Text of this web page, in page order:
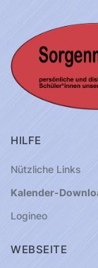
HILFE
Nützliche Links
Kalender-
Logineo
WEBSEITE